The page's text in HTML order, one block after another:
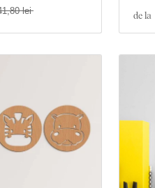
lei de la